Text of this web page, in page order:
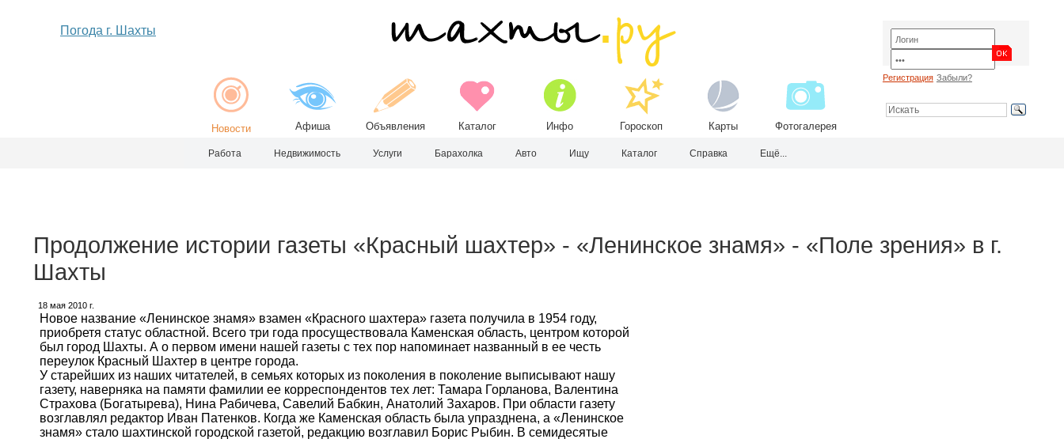
Погода г. Шахты
Новости Афиша Объявления Каталог Инфо Гороскоп Карты Фотогалерея
Регистрация Забыли?
Работа Недвижимость Услуги Барахолка Авто Ищу Каталог Справка Ещё...
Продолжение истории газеты «Красный шахтер» - «Ленинское знамя» - «Поле зрения» в г.
Шахты
18 мая 2010 г.
Новое название «Ленинское знамя» взамен «Красного шахтера» газета получила в 1954 году,
приобретя статус областной. Всего три года просуществовала Каменская область, центром которой
был город Шахты. А о первом имени нашей газеты с тех пор напоминает названный в ее честь
переулок Красный Шахтер в центре города.
У старейших из наших читателей, в семьях которых из поколения в поколение выписывают нашу
газету, наверняка на памяти фамилии ее корреспондентов тех лет: Тамара Горланова, Валентина
Страхова (Богатырева), Нина Рабичева, Савелий Бабкин, Анатолий Захаров. При области газету
возглавлял редактор Иван Патенков. Когда же Каменская область была упразднена, а «Ленинское
знамя» стало шахтинской городской газетой, редакцию возглавил Борис Рыбин. В семидесятые